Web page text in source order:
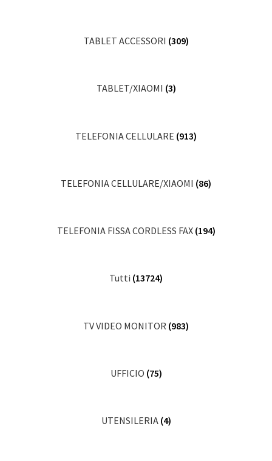
TABLET ACCESSORI (309)
TABLET/XIAOMI (3)
TELEFONIA CELLULARE (913)
TELEFONIA CELLULARE/XIAOMI (86)
TELEFONIA FISSA CORDLESS FAX (194)
Tutti (13724)
TV VIDEO MONITOR (983)
UFFICIO (75)
UTENSILERIA (4)